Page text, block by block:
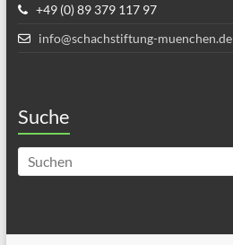
+49 (0) 89 379 117 97
info@schachstiftung-muenchen.de
Suche